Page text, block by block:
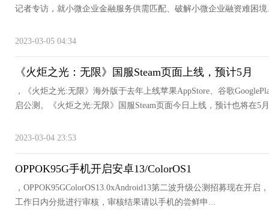
记者专访，就小微企业金融服务供需匹配、破解小微企业融资难困
2023-03-05 04:34
《火炬之光：无限》国服Steam页面上线，预计5月
，《火炬之光:无限》海外版于去年上线苹果AppStore、谷歌
启公测。《火炬之光:无限》国服Steam页面今日上线，预计也将在5
2023-03-04 23:53
OPPOK95G手机开启安卓13/ColorOS1
，OPPOK95GColorOS13.0xAndroid13第二波升级公测招募现在开启
工作日内分批进行审核，审核结果请以手机的尝鲜申...